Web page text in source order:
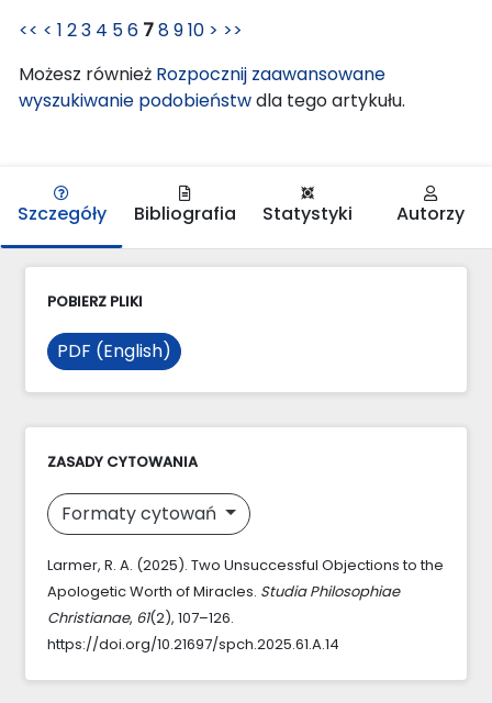
<< < 1 23 4 56 78910 > >>
Możesz również Rozpocznij zaawansowane
wyszukiwanie podobieństwdla tego artykułu.
Szczegóły Bibliografia Statystyki Autorzy
POBIERZ PLIKI
PDF (English)
ZASADY CYTOWANIA
Formaty cytowań
Larmer, R. A. (2025). Two Unsuccessful Objections to the
Apologetic Worth of Miracles. Studia Philosophiae
Christianae, 61(2), 107–126.
https://doi.org/10.21697/spch.2025.61.A.14